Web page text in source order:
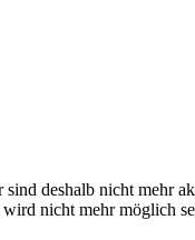
deshalb nicht mehr
nicht mehr möglich